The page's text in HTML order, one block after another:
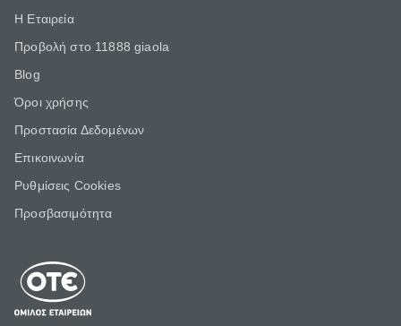
Η Εταιρεία
Προβολή στο 11888 giaola
Blog
Όροι χρήσης
Προστασία Δεδομένων
Επικοινωνία
Ρυθμίσεις Cookies
Προσβασιμότητα